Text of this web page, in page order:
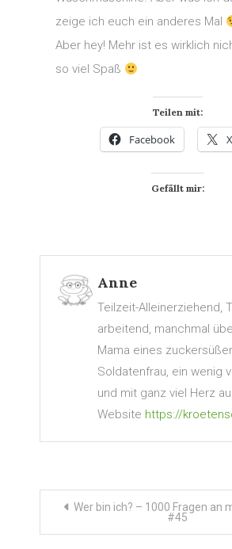
zeige ich euch ein anderes Mal
Aber hey! Mehr ist es wirklich
so viel Spaß
Teilen mit:
Facebook X
Gefällt mir:
Anne
Teilzeit-Alleinerziehend,
arbeitend, manchmal
Mama eines
Soldatenfrau, ein wenig
und mit ganz viel Herz
Website https://
Wer bin ich? – 1000 Fragen an
#45